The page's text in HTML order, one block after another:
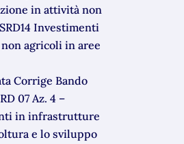
in attività non
Investimenti
agricoli in aree
Corrige Bando
07 Az. 4 –
in infrastrutture
e lo sviluppo